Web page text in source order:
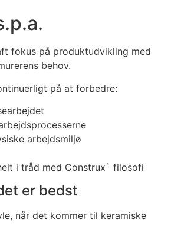
fokus på produktudvikling med
behov.
på at forbedre:
arbejdsmiljø
i tråd med Construx` filosofi
er bedst
når det kommer til keramiske